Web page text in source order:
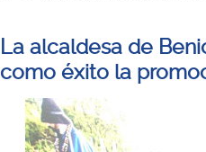
La alcaldesa de
como éxito la